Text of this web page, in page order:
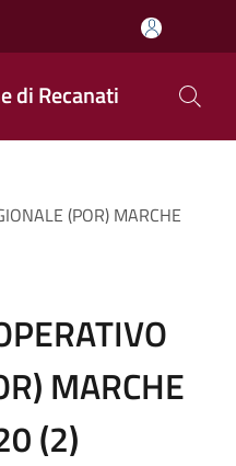
di Recanati
(POR) MARCHE
MARCHE
(2)